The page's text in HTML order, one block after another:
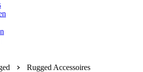
Rugged Accessoires